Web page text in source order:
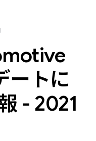
ートに
- 2021